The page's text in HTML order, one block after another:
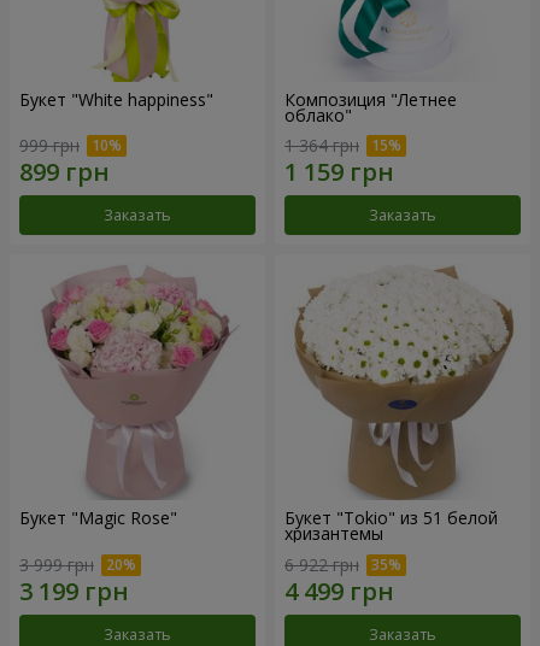
Букет "White happiness"
999 грн
Заказать
Композиция "Летнее
облако"
1 364 грн
Заказать
Букет "Magic Rose"
3 999 грн
Заказать
Букет "Tokio" из 51 белой
хризантемы
6 922 грн
Заказать